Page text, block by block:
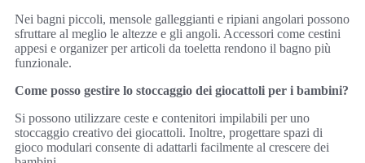
Nei bagni piccoli, mensole galleggianti e ripiani angolari possono
sfruttare al meglio le altezze e gli angoli. Accessori come cestini
appesi e organizer per articoli da toeletta rendono il bagno più
funzionale.
Come posso gestire lo stoccaggio dei giocattoli per i bambini?
Si possono utilizzare ceste e contenitori impilabili per uno
stoccaggio creativo dei giocattoli. Inoltre, progettare spazi di
gioco modulari consente di adattarli facilmente al crescere dei